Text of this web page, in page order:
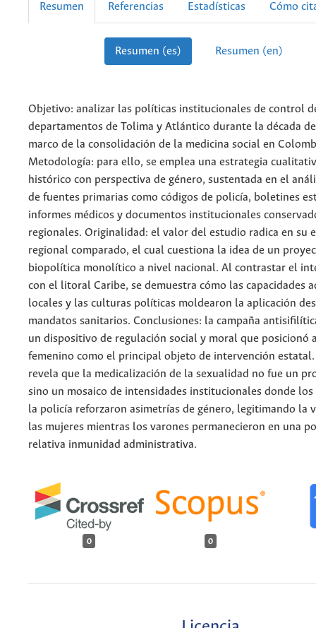
Resumen Referencias Estadísticas Cómo
Resumen (es) Resumen (en)
Objetivo: analizar las políticas institucionales de control
departamentos de Tolima y Atlántico durante la década
marco de la consolidación de la medicina social en
Metodología: para ello, se emplea una estrategia
histórico con perspectiva de género, sustentada en el
de fuentes primarias como códigos de policía, boletines
informes médicos y documentos institucionales
regionales. Originalidad: el valor del estudio radica en su
regional comparado, el cual cuestiona la idea de un
biopolítica monolítico a nivel nacional. Al contrastar el
con el litoral Caribe, se demuestra cómo las capacidades
locales y las culturas políticas moldearon la aplicación
mandatos sanitarios. Conclusiones: la campaña
un dispositivo de regulación social y moral que posicionó
femenino como el principal objeto de intervención
revela que la medicalización de la sexualidad no fue un
sino un mosaico de intensidades institucionales donde los
la policía reforzaron asimetrías de género, legitimando la
las mujeres mientras los varones permanecieron en una
relativa inmunidad administrativa.
0 0